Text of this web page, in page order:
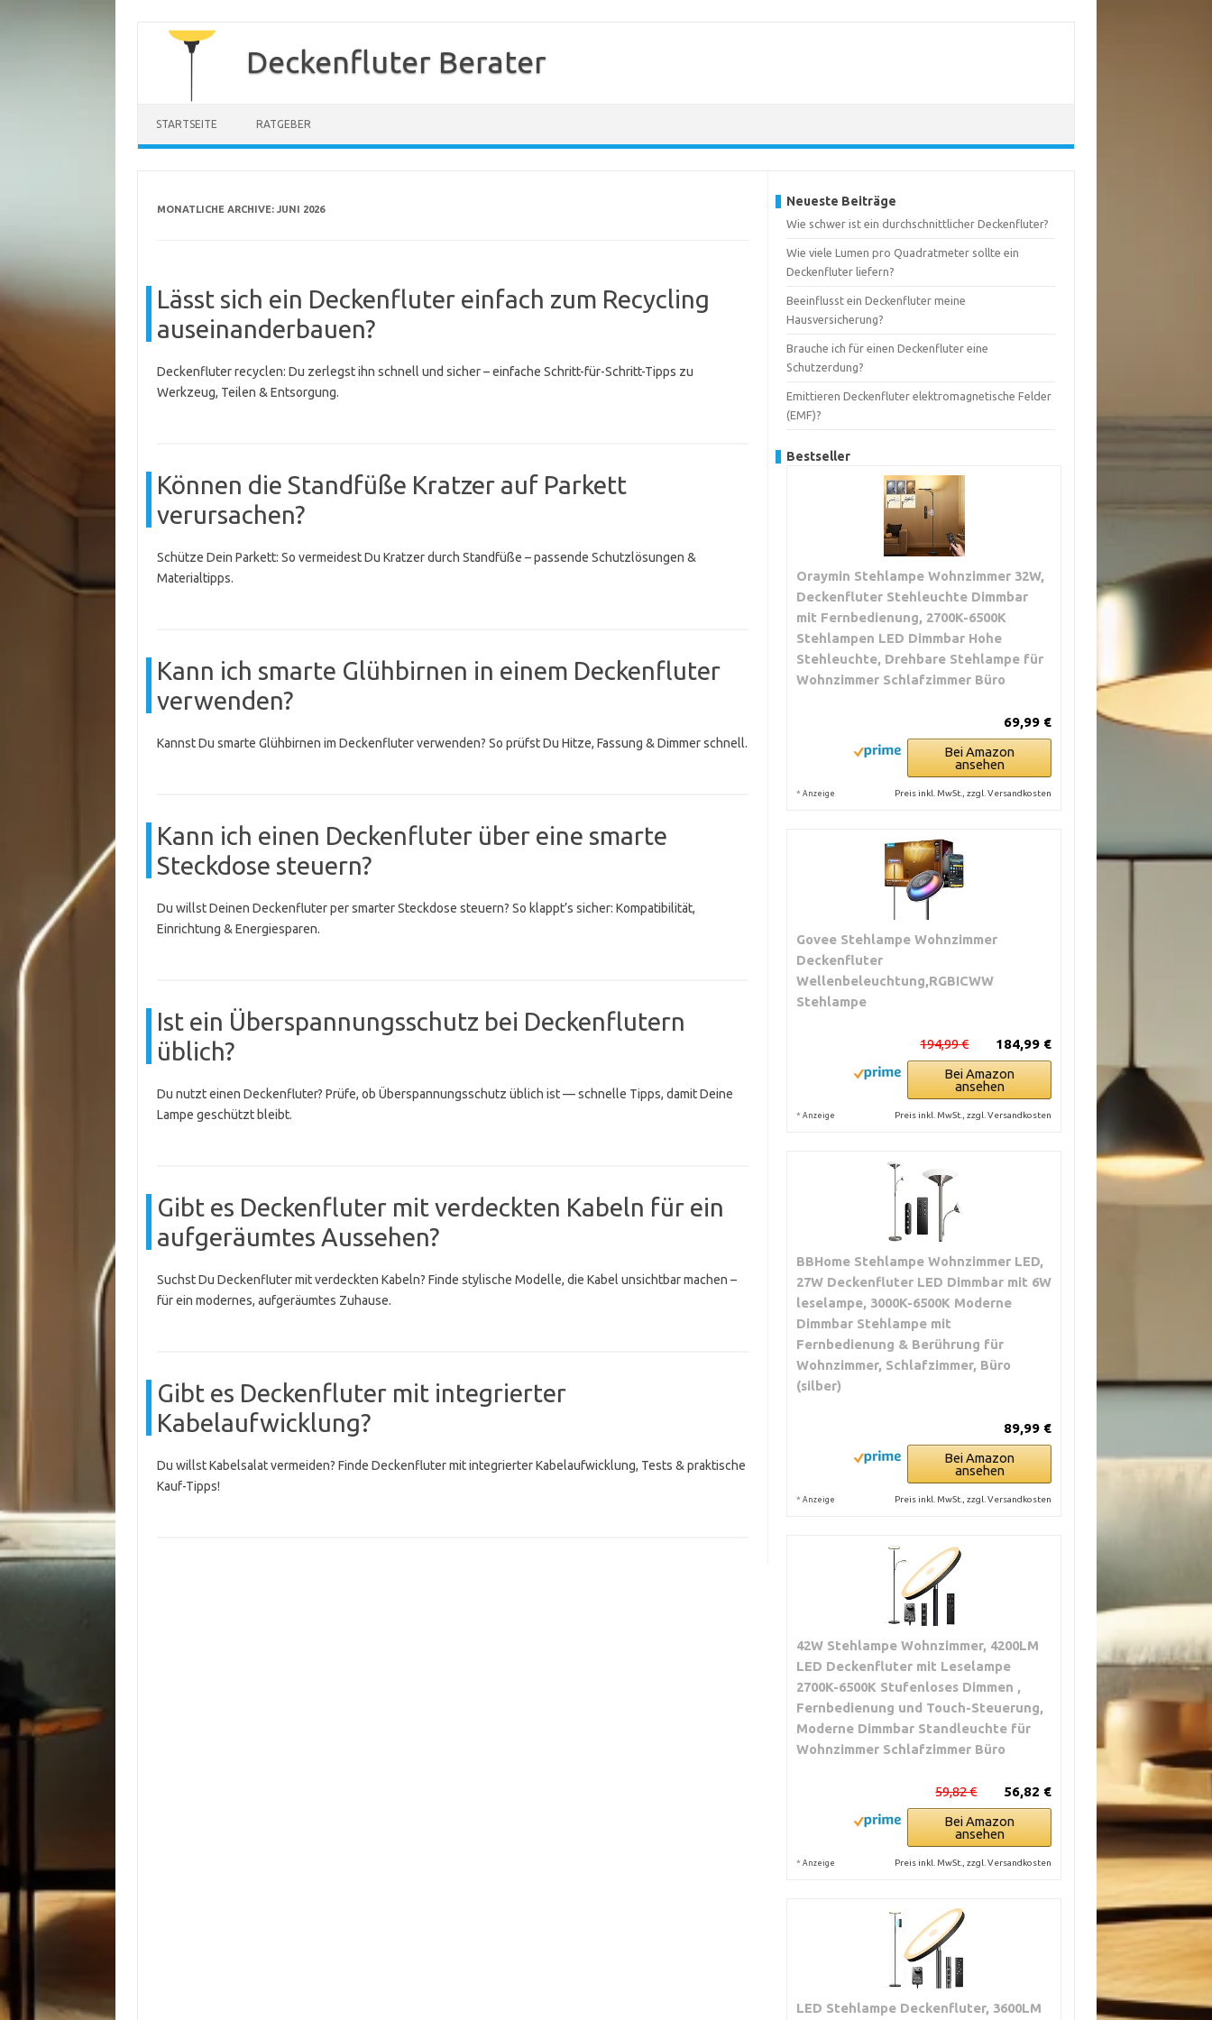
Deckenfluter Berater
STARTSEITE RATGEBER
MONATLICHE ARCHIVE: JUNI 2026
Lässt sich ein Deckenfluter einfach zum Recycling
auseinanderbauen?
Deckenfluter recyclen: Du zerlegst ihn schnell und sicher – einfache Schritt-für-Schritt-Tipps zu
Werkzeug, Teilen & Entsorgung.
Können die Standfüße Kratzer auf Parkett
verursachen?
Schütze Dein Parkett: So vermeidest Du Kratzer durch Standfüße – passende Schutzlösungen &
Materialtipps.
Kann ich smarte Glühbirnen in einem Deckenfluter
verwenden?
Kannst Du smarte Glühbirnen im Deckenfluter verwenden? So prüfst Du Hitze, Fassung & Dimmer schnell.
Kann ich einen Deckenfluter über eine smarte
Steckdose steuern?
Du willst Deinen Deckenfluter per smarter Steckdose steuern? So klappt’s sicher: Kompatibilität,
Einrichtung & Energiesparen.
Ist ein Überspannungsschutz bei Deckenflutern
üblich?
Du nutzt einen Deckenfluter? Prüfe, ob Überspannungsschutz üblich ist — schnelle Tipps, damit Deine
Lampe geschützt bleibt.
Gibt es Deckenfluter mit verdeckten Kabeln für ein
aufgeräumtes Aussehen?
Suchst Du Deckenfluter mit verdeckten Kabeln? Finde stylische Modelle, die Kabel unsichtbar machen –
für ein modernes, aufgeräumtes Zuhause.
Gibt es Deckenfluter mit integrierter
Kabelaufwicklung?
Du willst Kabelsalat vermeiden? Finde Deckenfluter mit integrierter Kabelaufwicklung, Tests & praktische
Kauf-Tipps!
Neueste Beiträge
Wie schwer ist ein durchschnittlicher Deckenfluter?
Wie viele Lumen pro Quadratmeter sollte ein
Deckenfluter liefern?
Beeinflusst ein Deckenfluter meine
Hausversicherung?
Brauche ich für einen Deckenfluter eine
Schutzerdung?
Emittieren Deckenfluter elektromagnetische Felder
(EMF)?
Bestseller
Oraymin Stehlampe Wohnzimmer 32W,
Deckenfluter Stehleuchte Dimmbar
mit Fernbedienung, 2700K-6500K
Stehlampen LED Dimmbar Hohe
Stehleuchte, Drehbare Stehlampe für
Wohnzimmer Schlafzimmer Büro
69,99 €
Bei Amazon
ansehen
* Anzeige Preis inkl. MwSt., zzgl. Versandkosten
Govee Stehlampe Wohnzimmer
Deckenfluter
Wellenbeleuchtung,RGBICWW
Stehlampe
184,99 €
194,99 €
Bei Amazon
ansehen
* Anzeige Preis inkl. MwSt., zzgl. Versandkosten
BBHome Stehlampe Wohnzimmer LED,
27W Deckenfluter LED Dimmbar mit 6W
leselampe, 3000K-6500K Moderne
Dimmbar Stehlampe mit
Fernbedienung & Berührung für
Wohnzimmer, Schlafzimmer, Büro
(silber)
89,99 €
Bei Amazon
ansehen
* Anzeige Preis inkl. MwSt., zzgl. Versandkosten
42W Stehlampe Wohnzimmer, 4200LM
LED Deckenfluter mit Leselampe
2700K-6500K Stufenloses Dimmen ,
Fernbedienung und Touch-Steuerung,
Moderne Dimmbar Standleuchte für
Wohnzimmer Schlafzimmer Büro
56,82 €
59,82 €
Bei Amazon
ansehen
* Anzeige Preis inkl. MwSt., zzgl. Versandkosten
LED Stehlampe Deckenfluter, 3600LM